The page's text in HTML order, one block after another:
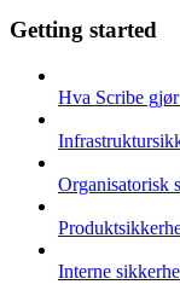
Getting started
Hva Scribe
Organisatorisk
Interne